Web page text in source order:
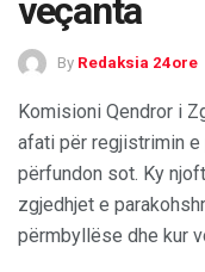
veçanta
By Redaksia 24ore
Komisioni Qendror i
afati për regjistrimin e
përfundon sot. Ky
zgjedhjet e
përmbyllëse dhe kur